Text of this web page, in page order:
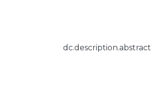
dc.description.abstract